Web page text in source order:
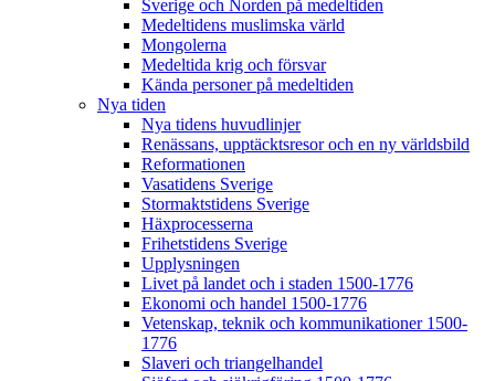
Sverige och Norden på medeltiden
Medeltidens muslimska värld
Mongolerna
Medeltida krig och försvar
Kända personer på medeltiden
Nya tiden
Nya tidens huvudlinjer
Renässans, upptäcktsresor och en ny världsbild
Reformationen
Vasatidens Sverige
Stormaktstidens Sverige
Häxprocesserna
Frihetstidens Sverige
Upplysningen
Livet på landet och i staden 1500-1776
Ekonomi och handel 1500-1776
Vetenskap, teknik och kommunikationer 1500-
1776
Slaveri och triangelhandel